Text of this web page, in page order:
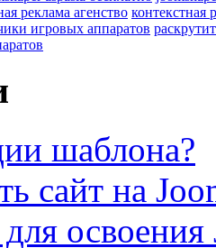
реклама агенство контекстная
игровых аппаратов
шаблона?
сайт на
освоения